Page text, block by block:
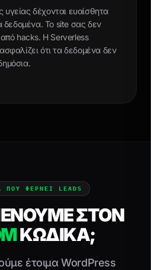
δέχονται ευαίσθητα
δεδομένα. Το site σας δεν
από hacks. Η Serverless
ότι τα δεδομένα δεν
ΠΟΥ ΦΕΡΝΕΙ LEADS
ΣΤΟΝ
ΚΩΔΙΚΑ;
έτοιμα WordPress